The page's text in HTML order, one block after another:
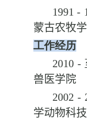
1991 -
蒙古农牧
工作经历
2010-
兽医学院
2002 -
学动物科